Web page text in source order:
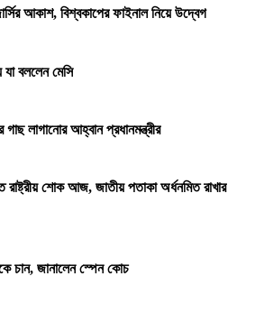
আকাশ, বিশ্বকাপের ফাইনাল নিয়ে উদ্বেগ
যা বললেন মেসি
গাছ লাগানোর আহ্বান প্রধানমন্ত্রীর
রাষ্ট্রীয় শোক আজ, জাতীয় পতাকা অর্ধনমিত রাখার
চান, জানালেন স্পেন কোচ